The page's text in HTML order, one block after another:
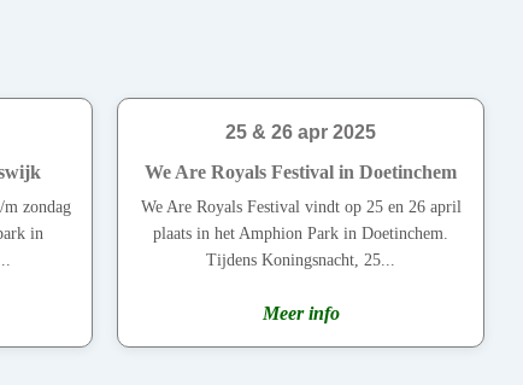
zondag
in
25 & 26 apr 2025
We Are Royals Festival in Doetinchem
We Are Royals Festival vindt op 25 en 26 april
plaats in het Amphion Park in Doetinchem.
Tijdens Koningsnacht, 25...
Meer info